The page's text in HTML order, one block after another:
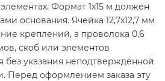
Формат 1х15 м должен
основания. Ячейка 12,7х12,7 мм
креплений, а проволока 0,6
скоб или элементов
без указания неподтверждённой
Перед оформлением заказа эту